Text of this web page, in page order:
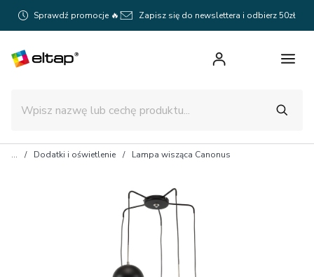
Sprawdź promocje 🔥 Zapisz się do newslettera i odbierz 50zł
Dodatki i oświetlenie Lampa wisząca Canonus